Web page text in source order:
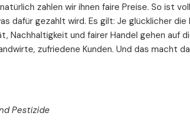
zahlen wir ihnen faire Preise. So ist
dafür gezahlt wird. Es gilt: Je glücklicher
Nachhaltigkeit und fairer Handel gehen auf
zufriedene Kunden. Und das macht
Pestizide